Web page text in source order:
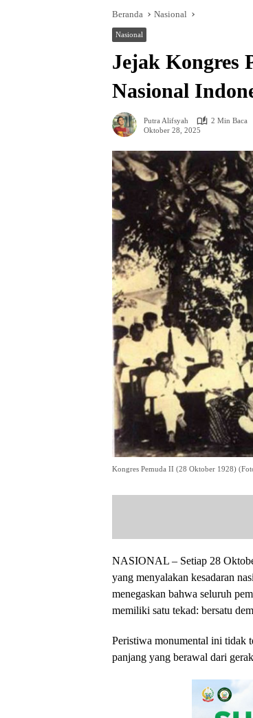
Beranda Nasional
Nasional
Jejak Kongres
Nasional
Putra Alifsyah
2 Min Baca
Oktober 28, 2025
Kongres Pemuda II (28 Oktober 1928)
NASIONAL – Setiap 28
yang menyalakan kesadaran
menegaskan bahwa seluruh
memiliki satu tekad: bersatu
Peristiwa monumental ini tidak
panjang yang berawal dari